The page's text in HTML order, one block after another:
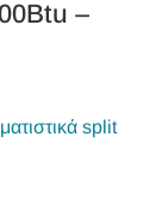
–
split